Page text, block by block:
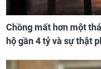
Chồng mất hơn một
hộ gần 4 tỷ và sự thật